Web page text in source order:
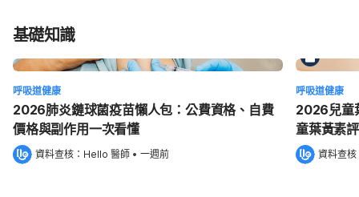
基礎知識
呼吸道健康
2026肺炎鏈球菌疫苗懶人包：公費資格、自費
價格與副作用一次看懂
資料查核： Hello 醫師 • 一週前
呼吸道健康
2026兒童
童葉黃素
資料查核